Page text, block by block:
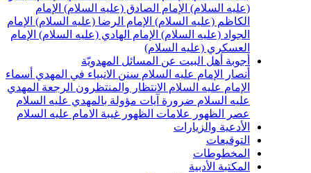
الإمام الصادق (عليه السلام) الإمام
(عليه السلام) الإمام الرضا (عليه السلام) الإمام
(عليه السلام) الإمام الهادي (عليه السلام) الإمام
(عليه السلام)
أهل البيت عن المسائل المهدويّة
الإمام عليه السلامسنن الانبياء في المهديأسماء
عليه السلامالانتظار والمنتظرونالرجعةالمهدي
السلام ضرورة آيات مؤولة بالمهدي عليه السلام
علامات الظهورغيبة الامام عليه السلام
والزيارات
الأدبية